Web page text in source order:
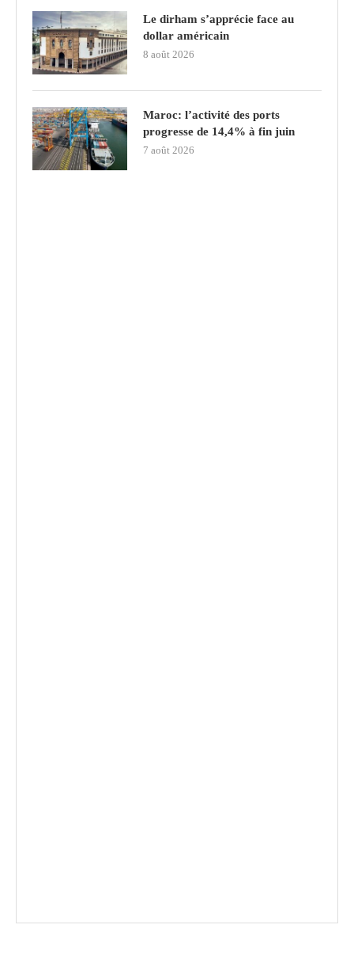
Le dirham s’apprécie face au
dollar américain
8 août 2026
Maroc: l’activité des ports
progresse de 14,4% à fin juin
7 août 2026